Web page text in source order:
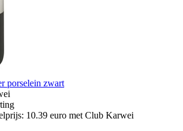
porselein zwart
10.39 euro met Club Karwei